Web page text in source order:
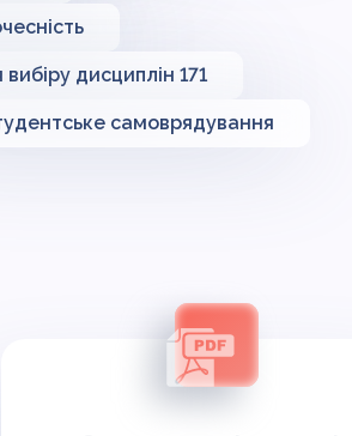
дисциплін 171
самоврядування